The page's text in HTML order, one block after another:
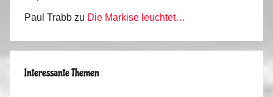
Paul Trabb zu Die Markise leuchtet…
Interessante Themen